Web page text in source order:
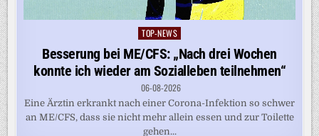
Posted
in
TOP-NEWS
Besserung bei ME/CFS: „Nach drei Wochen
konnte ich wieder am Sozialleben teilnehmen“
06-08-2026
Eine Ärztin erkrankt nach einer Corona-Infektion so schwer
an ME/CFS, dass sie nicht mehr allein essen und zur Toilette
gehen...